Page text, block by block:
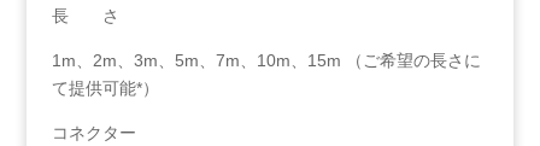
長 さ
1m、2m、3m、5m、7m、10m、15m （ご希望の長さに
て提供可能*）
コネクター